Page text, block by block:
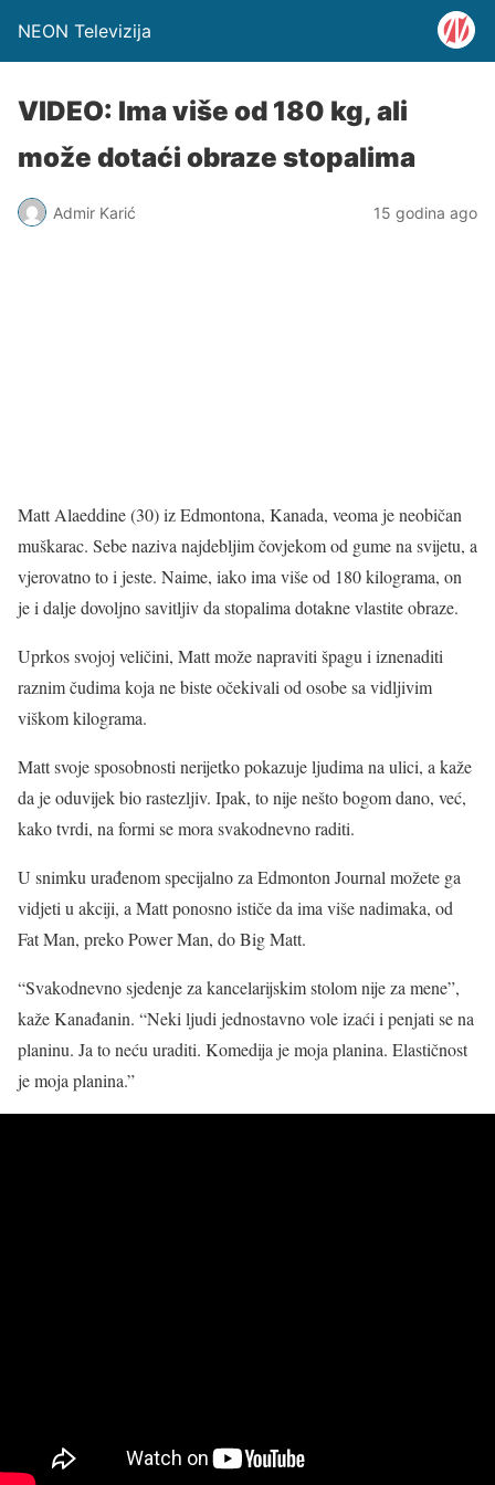
NEON Televizija
VIDEO: Ima više od 180 kg, ali
može dotaći obraze stopalima
Admir Karić 15 godina ago
Matt Alaeddine (30) iz Edmontona, Kanada, veoma je neobičan
muškarac. Sebe naziva najdebljim čovjekom od gume na svijetu, a
vjerovatno to i jeste. Naime, iako ima više od 180 kilograma, on
je i dalje dovoljno savitljiv da stopalima dotakne vlastite obraze.
Uprkos svojoj veličini, Matt može napraviti špagu i iznenaditi
raznim čudima koja ne biste očekivali od osobe sa vidljivim
viškom kilograma.
Matt svoje sposobnosti nerijetko pokazuje ljudima na ulici, a kaže
da je oduvijek bio rastezljiv. Ipak, to nije nešto bogom dano, već,
kako tvrdi, na formi se mora svakodnevno raditi.
U snimku urađenom specijalno za Edmonton Journal možete ga
vidjeti u akciji, a Matt ponosno ističe da ima više nadimaka, od
Fat Man, preko Power Man, do Big Matt.
“Svakodnevno sjedenje za kancelarijskim stolom nije za mene”,
kaže Kanađanin. “Neki ljudi jednostavno vole izaći i penjati se na
planinu. Ja to neću uraditi. Komedija je moja planina. Elastičnost
je moja planina.”